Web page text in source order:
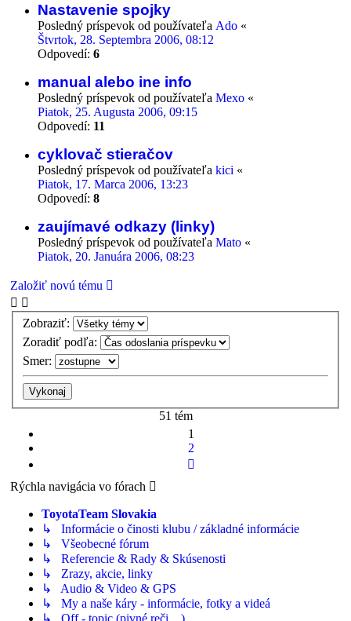
Nastavenie spojky
Posledný príspevok od používateľa Ado «
Štvrtok, 28. Septembra 2006, 08:12
Odpovedí: 6
manual alebo ine info
Posledný príspevok od používateľa Mexo «
Piatok, 25. Augusta 2006, 09:15
Odpovedí: 11
cyklovač stieračov
Posledný príspevok od používateľa kici «
Piatok, 17. Marca 2006, 13:23
Odpovedí: 8
zaujímavé odkazy (linky)
Posledný príspevok od používateľa Mato «
Piatok, 20. Januára 2006, 08:23
Založiť novú tému
Zobraziť:
Zoradiť podľa:
Smer:
51 tém
1
2
Rýchla navigácia vo fórach
ToyotaTeam Slovakia
↳ Informácie o činosti klubu / základné informácie
↳ Všeobecné fórum
↳ Referencie & Rady & Skúsenosti
↳ Zrazy, akcie, linky
↳ Audio & Video & GPS
↳ My a naše káry - informácie, fotky a videá
↳ Off - topic (pivné reči ...)